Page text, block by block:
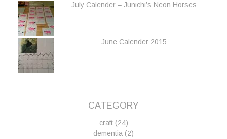
July Calender – Junichi’s Neon Horses
June Calender 2015
CATEGORY
craft(24)
dementia (2)